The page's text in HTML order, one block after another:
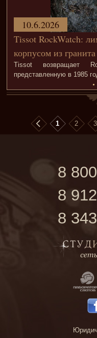
Tissot RockWatch:
корпусом из
Tissot возвращает
представленную в 1985
10.6.2026
1 2 3
8
8
8